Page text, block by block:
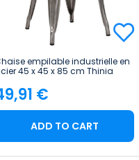
empilable industrielle en
45 x 45 x 85 cm Thinia
€
ADD TO CART